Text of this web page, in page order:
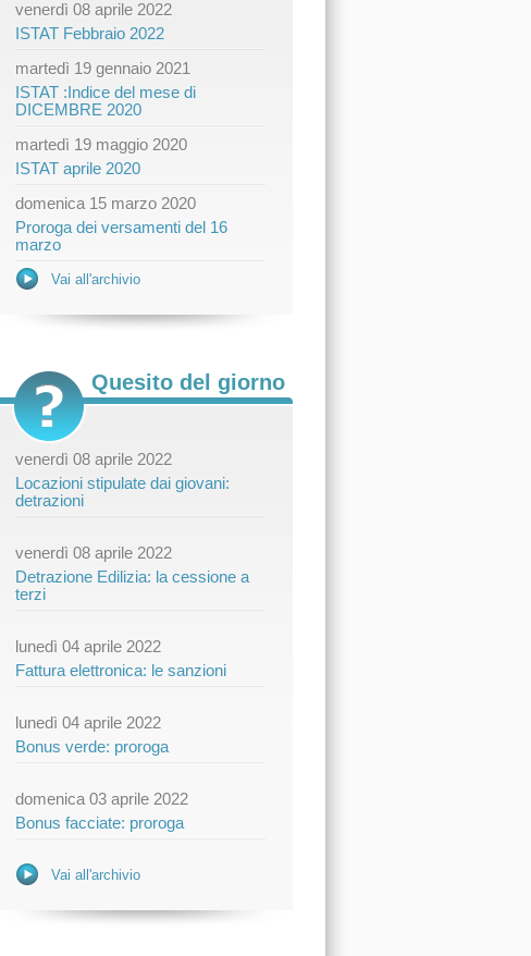
venerdì 08 aprile 2022
ISTAT Febbraio 2022
martedì 19 gennaio 2021
ISTAT :Indice del mese di
DICEMBRE 2020
martedì 19 maggio 2020
ISTAT aprile 2020
domenica 15 marzo 2020
Proroga dei versamenti del 16
marzo
Vai all'archivio
Quesito del giorno
venerdì 08 aprile 2022
Locazioni stipulate dai giovani:
detrazioni
venerdì 08 aprile 2022
Detrazione Edilizia: la cessione a
terzi
lunedì 04 aprile 2022
Fattura elettronica: le sanzioni
lunedì 04 aprile 2022
Bonus verde: proroga
domenica 03 aprile 2022
Bonus facciate: proroga
Vai all'archivio